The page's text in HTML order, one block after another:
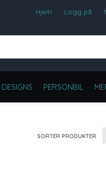
Hjem Logg på
PERSONBIL
SORTER PRODUKTER